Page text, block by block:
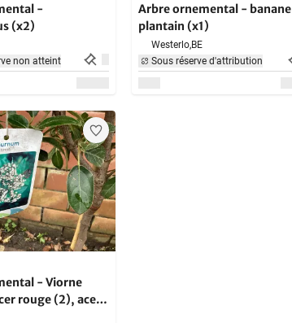
-
(x2)
non atteint
Arbre ornemental - banane
plantain (x1)
Westerlo,BE
Sous réserve d'attribution
- Viorne
rouge (2), acer